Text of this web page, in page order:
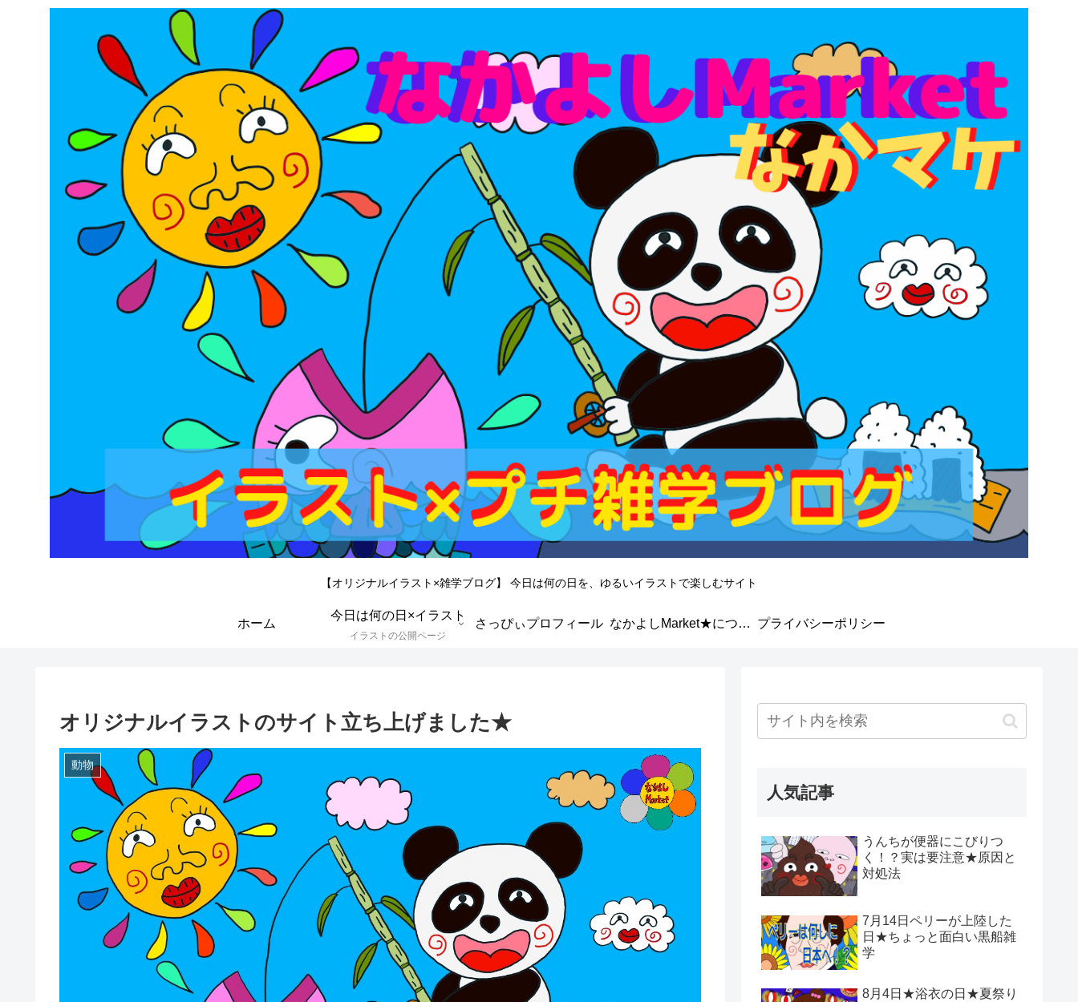
【オリジナルイラスト×雑学ブログ】 今日は何の日を、ゆるいイラストで楽しむサイト
ホーム
今日は何の日×イラスト
イラストの公開ページ
さっぴぃプロフィール なかよしMarket★について プライバシーポリシー
オリジナルイラストのサイト立ち上げました★
動物
人気記事
うんちが便器にこびりつ
く！？実は要注意★原因と
対処法
7月14日ペリーが上陸した
日★ちょっと面白い黒船雑
学
8月4日★浴衣の日★夏祭り